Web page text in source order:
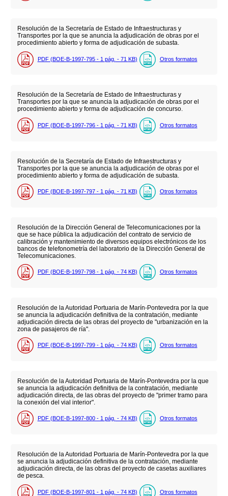
Resolución de la Secretaría de Estado de Infraestructuras y
Transportes por la que se anuncia la adjudicación de obras por el
procedimiento abierto y forma de adjudicación de subasta.
PDF (BOE-B-1997-795 - 1 pág. - 71 KB) Otros formatos
Resolución de la Secretaría de Estado de Infraestructuras y
Transportes por la que se anuncia la adjudicación de obras por el
procedimiento abierto y forma de adjudicación de concurso.
PDF (BOE-B-1997-796 - 1 pág. - 71 KB) Otros formatos
Resolución de la Secretaría de Estado de Infraestructuras y
Transportes por la que se anuncia la adjudicación de obras por el
procedimiento abierto y forma de adjudicación de subasta.
PDF (BOE-B-1997-797 - 1 pág. - 71 KB) Otros formatos
Resolución de la Dirección General de Telecomunicaciones por la
que se hace pública la adjudicación del contrato de servicio de
calibración y mantenimiento de diversos equipos electrónicos de los
bancos de telefonometría del laboratorio de la Dirección General de
Telecomunicaciones.
PDF (BOE-B-1997-798 - 1 pág. - 74 KB) Otros formatos
Resolución de la Autoridad Portuaria de Marín-Pontevedra por la que
se anuncia la adjudicación definitiva de la contratación, mediante
adjudicación directa de las obras del proyecto de "urbanización en la
zona de pasajeros de ría".
PDF (BOE-B-1997-799 - 1 pág. - 74 KB) Otros formatos
Resolución de la Autoridad Portuaria de Marín-Pontevedra por la que
se anuncia la adjudicación definitiva de la contratación, mediante
adjudicación directa, de las obras del proyecto de "primer tramo para
la conexión del vial interior".
PDF (BOE-B-1997-800 - 1 pág. - 74 KB) Otros formatos
Resolución de la Autoridad Portuaria de Marín-Pontevedra por la que
se anuncia la adjudicación definitiva de la contratación, mediante
adjudicación directa, de las obras del proyecto de casetas auxiliares
de pesca.
PDF (BOE-B-1997-801 - 1 pág. - 74 KB) Otros formatos